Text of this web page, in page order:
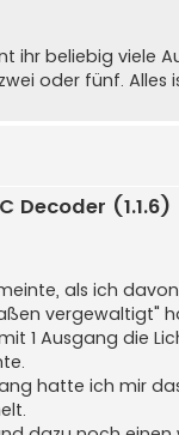
ihr beliebig viele
oder fünf. Alles
Decoder (1.1.6)
als ich
vergewaltigt"
1 Ausgang die
hatte ich mir